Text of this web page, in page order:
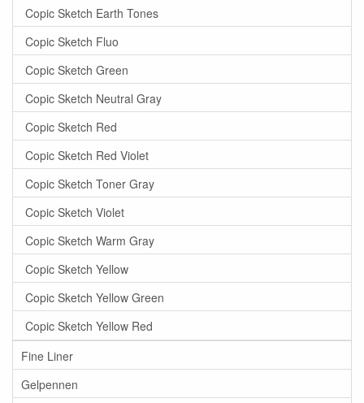
Copic Sketch Earth Tones
Copic Sketch Fluo
Copic Sketch Green
Copic Sketch Neutral Gray
Copic Sketch Red
Copic Sketch Red Violet
Copic Sketch Toner Gray
Copic Sketch Violet
Copic Sketch Warm Gray
Copic Sketch Yellow
Copic Sketch Yellow Green
Copic Sketch Yellow Red
Fine Liner
Gelpennen